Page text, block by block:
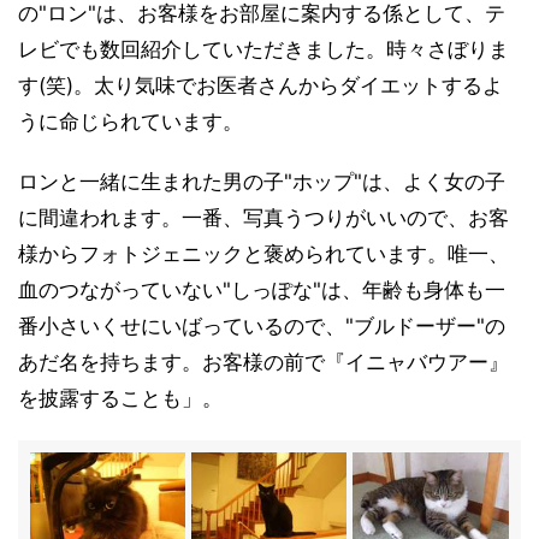
の"ロン"は、お客様をお部屋に案内する係として、テ
レビでも数回紹介していただきました。時々さぼりま
す(笑)。太り気味でお医者さんからダイエットするよ
うに命じられています。
ロンと一緒に生まれた男の子"ホップ"は、よく女の子
に間違われます。一番、写真うつりがいいので、お客
様からフォトジェニックと褒められています。唯一、
血のつながっていない"しっぽな"は、年齢も身体も一
番小さいくせにいばっているので、"ブルドーザー"の
あだ名を持ちます。お客様の前で『イニャバウアー』
を披露することも」。